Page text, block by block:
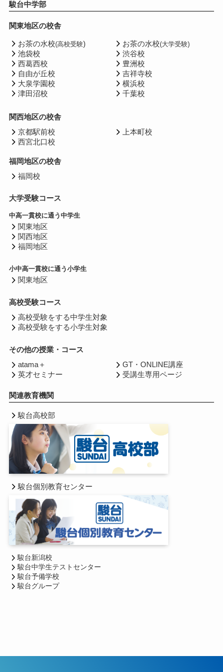
駿台中学部
関東地区の校舎
お茶の水校(高校受験)
池袋校
西葛西校
自由が丘校
大泉学園校
津田沼校
お茶の水校(大学受験)
渋谷校
豊洲校
吉祥寺校
横浜校
千葉校
関西地区の校舎
京都駅前校
西宮北口校
上本町校
福岡地区の校舎
福岡校
大学受験コース
中高一貫校に通う中学生
関東地区
関西地区
福岡地区
小中高一貫校に通う小学生
関東地区
高校受験コース
高校受験をする中学生対象
高校受験をする小学生対象
その他の授業・コース
atama＋
英才セミナー
GT・ONLINE講座
受講生専用ページ
関連教育機関
駿台高校部
駿台個別教育センター
駿台新潟校
駿台中学生テストセンター
駿台予備学校
駿台グループ